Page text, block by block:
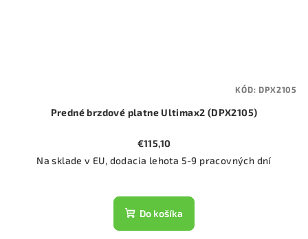
Predné brzdové platne Ultimax2 (DPX2105)
€115,10
Na sklade v EU, dodacia lehota 5-9 pracovných dní
Do košíka
KÓD:DPX2105